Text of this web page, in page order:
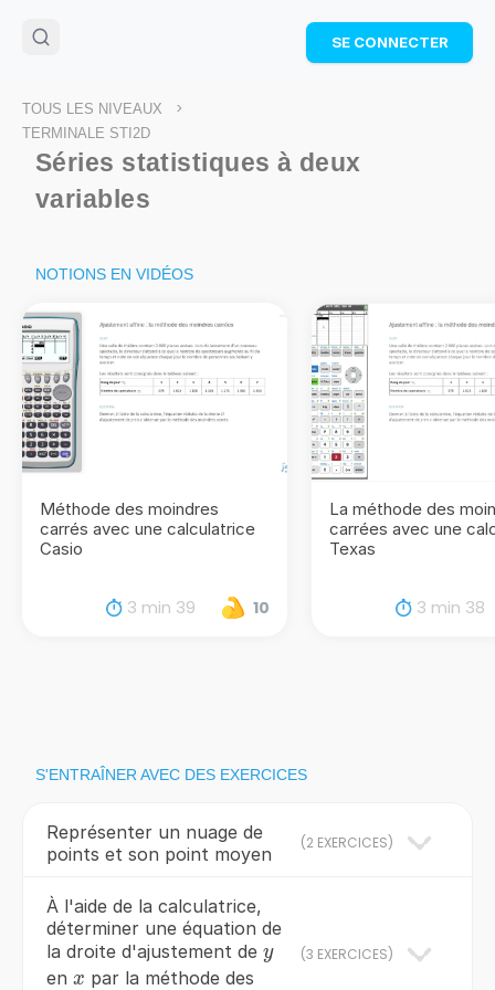
🌴Cahier de vacances offert
: révise les maths cet
Télécharge ton PDF gratuit et progresse avec des
SE CONNECTER
TOUS LES NIVEAUX >
TERMINALE STI2D
Séries statistiques à deux
variables
NOTIONS EN VIDÉOS
Méthode des moindres
carrés avec une calculatrice
Casio
3 min 39 10
La méthode des
carrées avec une
Texas
3 min 38
S'ENTRAÎNER AVEC DES EXERCICES
Représenter un nuage de
points et son point moyen
(2 EXERCICES)
À l'aide de la calculatrice,
déterminer une équation de
la droite d'ajustement de y
y
en x
x par la méthode des
(3 EXERCICES)